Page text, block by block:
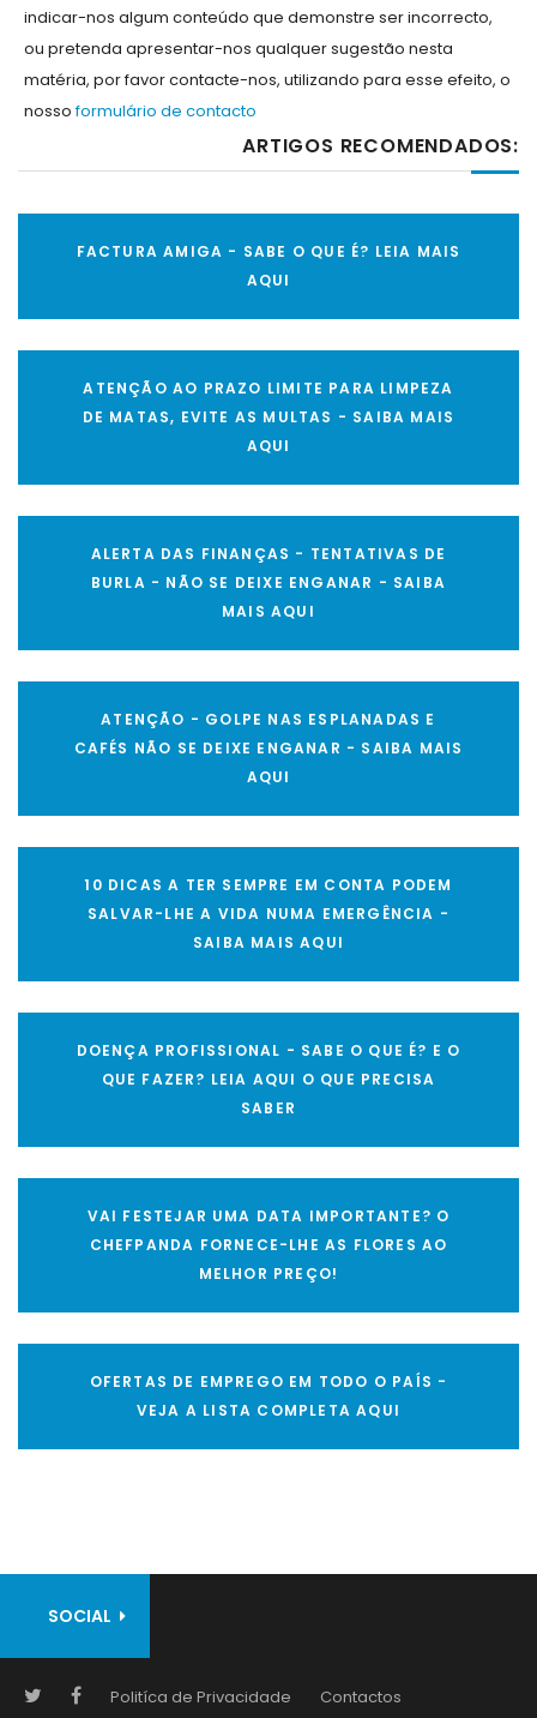
indicar-nos algum conteúdo que demonstre ser incorrecto,
ou pretenda apresentar-nos qualquer sugestão nesta
matéria, por favor contacte-nos, utilizando para esse efeito, o
nossoformulário de contacto
ARTIGOS RECOMENDADOS:
FACTURA AMIGA - SABE O QUE É? LEIA MAIS
AQUI
ATENÇÃO AO PRAZO LIMITE PARA LIMPEZA
DE MATAS, EVITE AS MULTAS - SAIBA MAIS
AQUI
ALERTA DAS FINANÇAS - TENTATIVAS DE
BURLA - NÃO SE DEIXE ENGANAR - SAIBA
MAIS AQUI
ATENÇÃO - GOLPE NAS ESPLANADAS E
CAFÉS NÃO SE DEIXE ENGANAR - SAIBA MAIS
AQUI
10 DICAS A TER SEMPRE EM CONTA PODEM
SALVAR-LHE A VIDA NUMA EMERGÊNCIA -
SAIBA MAIS AQUI
DOENÇA PROFISSIONAL - SABE O QUE É? E O
QUE FAZER? LEIA AQUI O QUE PRECISA
SABER
VAI FESTEJAR UMA DATA IMPORTANTE? O
CHEFPANDA FORNECE-LHE AS FLORES AO
MELHOR PREÇO!
OFERTAS DE EMPREGO EM TODO O PAÍS -
VEJA A LISTA COMPLETA AQUI
SOCIAL
Politíca de Privacidade Contactos